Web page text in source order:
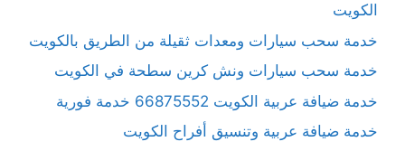
الكويت
خدمة سحب سيارات ومعدات ثقيلة من الطريق بالكويت
خدمة سحب سيارات ونش كرين سطحة في الكويت
خدمة ضيافة عربية الكويت 66875552 خدمة فورية
خدمة ضيافة عربية وتنسيق أفراح الكويت